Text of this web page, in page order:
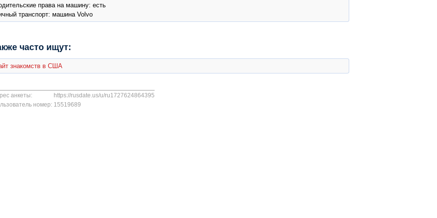
права на машину: есть
транспорт: машина Volvo
часто ищут:
знакомств в США
анкеты:
https://rusdate.us/u/ru1727624864395
номер: 15519689